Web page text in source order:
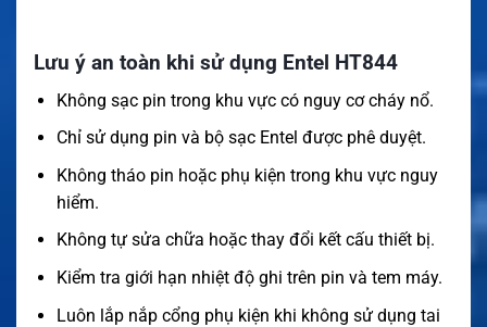
Lưu ý an toàn khi sử dụng Entel HT844
Không sạc pin trong khu vực có nguy cơ cháy nổ.
Chỉ sử dụng pin và bộ sạc Entel được phê duyệt.
Không tháo pin hoặc phụ kiện trong khu vực nguy
hiểm.
Không tự sửa chữa hoặc thay đổi kết cấu thiết bị.
Kiểm tra giới hạn nhiệt độ ghi trên pin và tem máy.
Luôn lắp nắp cổng phụ kiện khi không sử dụng tai